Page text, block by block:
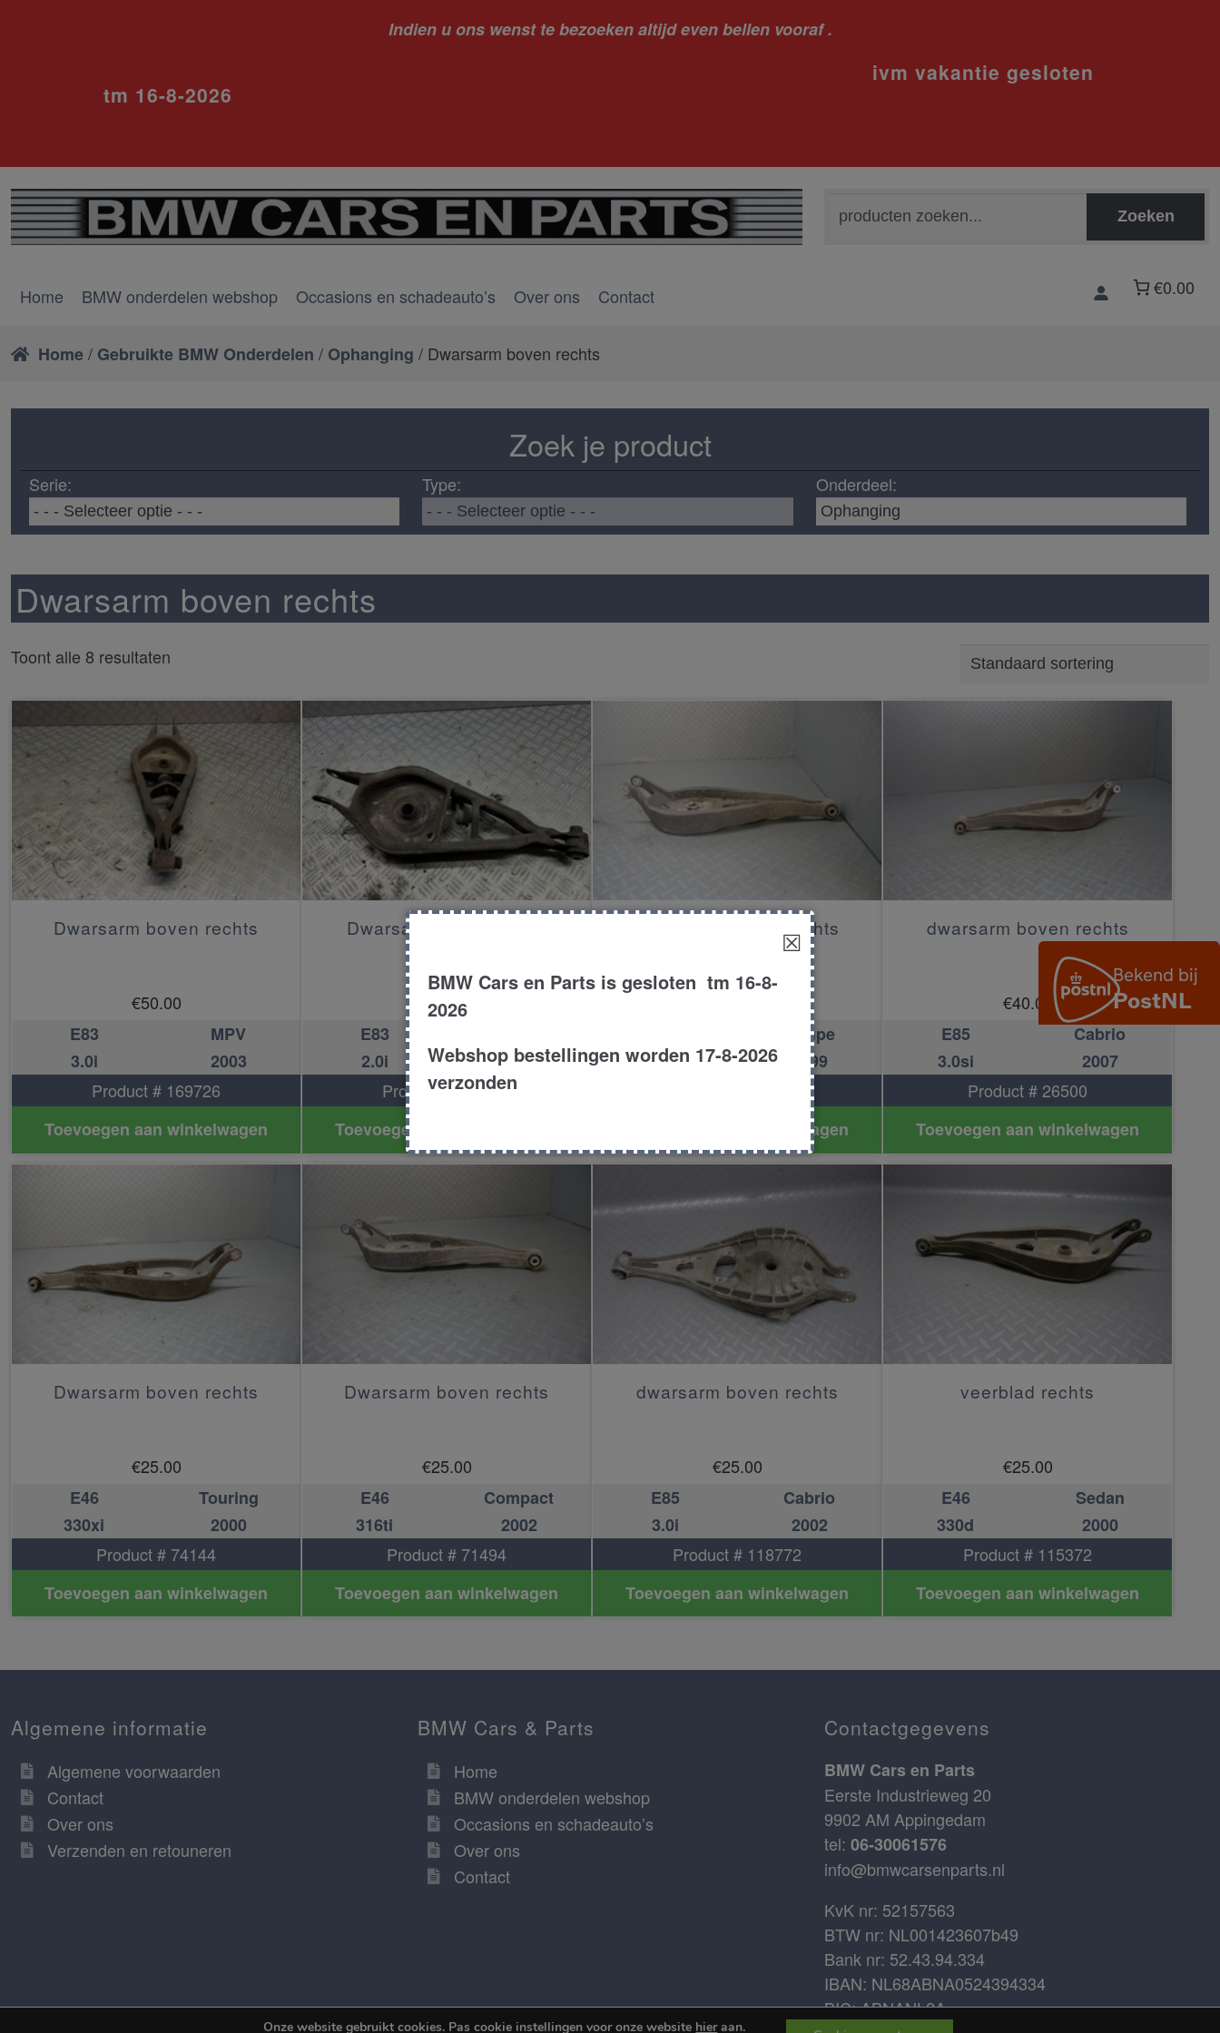
Indien u ons wenst te bezoeken altijd even bellen vooraf .
ivm vakantie gesloten
tm 16-8-2026
naar:
Zoeken
Home BMW onderdelen webshop Occasions en schadeauto’s Over ons Contact €0.00
Home/ Gebruikte BMW Onderdelen / Ophanging / Dwarsarm boven rechts
Zoek je product
Serie: Type: Onderdeel:
Dwarsarm boven rechts
Toont alle 8 resultaten
Dwarsarm boven rechts
€50.00
E83
MPV
3.0i
2003
Product # 169726
Toevoegen aan winkelwagen
Dwarsarm bovenrechts
€35.00
E83
2.0i
2008
Product # 172244
Toevoegen aan winkelwagen
Dwarsarm boven rechts
Coupe
318ci
1999
Toevoegen aan winkelwagen
dwarsarm boven rechts
€40.00
E85
Cabrio
3.0si
2007
Product # 26500
Toevoegen aan winkelwagen
Dwarsarm boven rechts
€25.00
E46
Touring
330xi
2000
Product # 74144
Toevoegen aan winkelwagen
Dwarsarm boven rechts
€25.00
E46
Compact
316ti
2002
Product # 71494
Toevoegen aan winkelwagen
dwarsarm boven rechts
€25.00
E85
Cabrio
3.0i
2002
Product # 118772
Toevoegen aan winkelwagen
veerblad rechts
€25.00
E46
Sedan
330d
2000
Product # 115372
Toevoegen aan winkelwagen
Algemene informatie
Algemene voorwaarden
Contact
Over ons
Verzenden en retouneren
BMW Cars & Parts
Home
BMW onderdelen webshop
Occasions en schadeauto’s
Over ons
Contact
Contactgegevens
BMW Cars en Parts
Eerste Industrieweg 20
9902 AM Appingedam
tel: 06-30061576
info@bmwcarsenparts.nl
KvK nr: 52157563
BTW nr: NL001423607b49
Bank nr: 52.43.94.334
IBAN: NL68ABNA0524394334
BIC: ABNANL2A
Onze website gebruikt cookies. Pas cookie instellingen voor onze website hieraan.
☒
BMW Cars en Parts is gesloten tm 16-8-
2026
Webshop bestellingen worden 17-8-2026
verzonden